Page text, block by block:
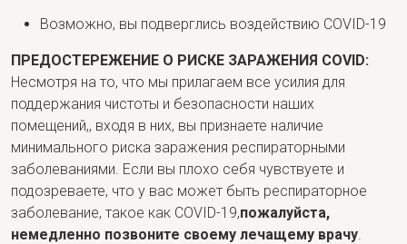
Возможно, вы подверглись воздействию COVID-19
ПРЕДОСТЕРЕЖЕНИЕ О РИСКЕ ЗАРАЖЕНИЯ COVID:
Несмотря на то, что мы прилагаем все усилия для
поддержания чистоты и безопасности наших
помещений,, входя в них, вы признаете наличие
минимального риска заражения респираторными
заболеваниями. Если вы плохо себя чувствуете и
подозреваете, что у вас может быть респираторное
заболевание, такое как COVID-19,пожалуйста,
немедленно позвоните своему лечащему врачу